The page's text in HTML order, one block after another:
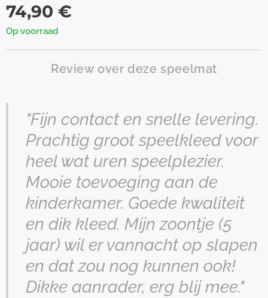
74,90 €
Op voorraad
Review over deze speelmat
"Fijn contact en snelle levering.
Prachtig groot speelkleed voor
heel wat uren speelplezier.
Mooie toevoeging aan de
kinderkamer. Goede kwaliteit
en dik kleed. Mijn zoontje (5
jaar) wil er vannacht op slapen
en dat zou nog kunnen ook!
Dikke aanrader, erg blij mee."